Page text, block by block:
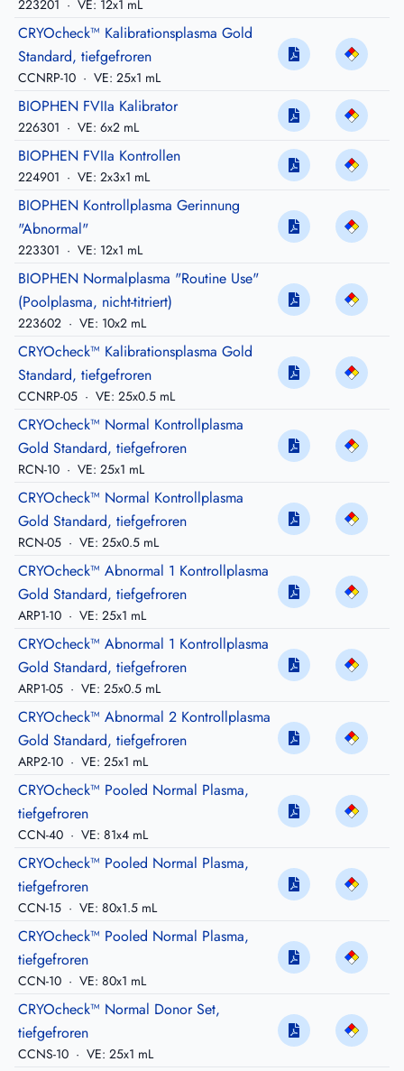
223201 · VE: 12x1 mL
CRYOcheck™ Kalibrationsplasma Gold
Standard, tiefgefroren
CCNRP-10 · VE: 25x1 mL
BIOPHEN FVIIa Kalibrator
226301 · VE: 6x2 mL
BIOPHEN FVIIa Kontrollen
224901 · VE: 2x3x1 mL
BIOPHEN Kontrollplasma Gerinnung
"Abnormal"
223301 · VE: 12x1 mL
BIOPHEN Normalplasma "Routine Use"
(Poolplasma, nicht-titriert)
223602 · VE: 10x2 mL
CRYOcheck™ Kalibrationsplasma Gold
Standard, tiefgefroren
CCNRP-05 · VE: 25x0.5 mL
CRYOcheck™ Normal Kontrollplasma
Gold Standard, tiefgefroren
RCN-10 · VE: 25x1 mL
CRYOcheck™ Normal Kontrollplasma
Gold Standard, tiefgefroren
RCN-05 · VE: 25x0.5 mL
CRYOcheck™ Abnormal 1 Kontrollplasma
Gold Standard, tiefgefroren
ARP1-10 · VE: 25x1 mL
CRYOcheck™ Abnormal 1 Kontrollplasma
Gold Standard, tiefgefroren
ARP1-05 · VE: 25x0.5 mL
CRYOcheck™ Abnormal 2 Kontrollplasma
Gold Standard, tiefgefroren
ARP2-10 · VE: 25x1 mL
CRYOcheck™ Pooled Normal Plasma,
tiefgefroren
CCN-40 · VE: 81x4 mL
CRYOcheck™ Pooled Normal Plasma,
tiefgefroren
CCN-15 · VE: 80x1.5 mL
CRYOcheck™ Pooled Normal Plasma,
tiefgefroren
CCN-10 · VE: 80x1 mL
CRYOcheck™ Normal Donor Set,
tiefgefroren
CCNS-10 · VE: 25x1 mL